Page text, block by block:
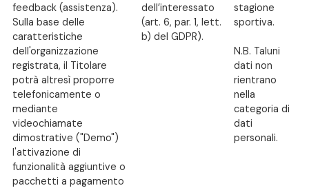
feedback (assistenza).
Sulla base delle
caratteristiche
dell'organizzazione
registrata, il Titolare
potrà altresì proporre
telefonicamente o
mediante
videochiamate
dimostrative ("Demo")
l'attivazione di
funzionalità aggiuntive o
pacchetti a pagamento
dell’interessato
(art. 6, par. 1, lett.
b) del GDPR).
stagione
sportiva.
N.B. Taluni
dati non
rientrano
nella
categoria di
dati
personali.